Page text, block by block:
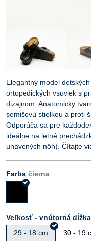
Elegantný model
ortopedických vsuviek s
dizajnom. Anatomicky
semišovú stielkou a proti
Odporúča sa pre
ideálne na letné
unavených nôh). Čítajte
Farba
Veľkosť - vnútorná
29 - 18 cm
30 - 19